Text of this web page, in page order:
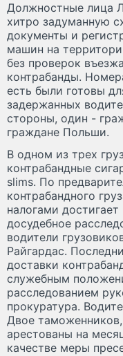
Должностные лица
хитро задуманную
документы и
машин на
без проверок
контрабанды.
есть были готовы
задержанных
стороны, один -
граждане Польши.
В одном из трех
контрабандные
slims. По
контрабандного
налогами
досудебное
водители
Райгардас.
доставки
служебным
расследованием
прокуратура.
Двое
арестованы на
качестве меры